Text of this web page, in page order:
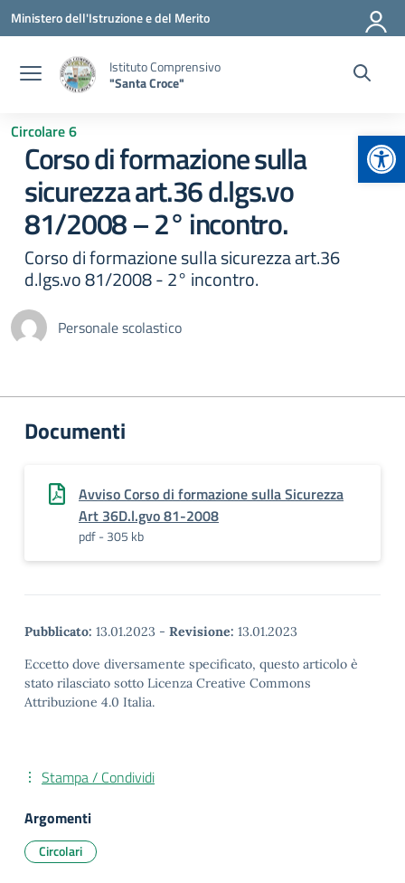
Vai ai contenuti
Vai al menu di navigazione
Vai al footer
Ministero dell'Istruzione e del Merito
Istituto Comprensivo
"Santa Croce"
Circolare 6
Corso di formazione sulla
sicurezza art.36 d.lgs.vo
81/2008 – 2° incontro.
Corso di formazione sulla sicurezza art.36
d.lgs.vo 81/2008 - 2° incontro.
Personale scolastico
Documenti
Avviso Corso di formazione sulla Sicurezza
Art 36D.l.gvo 81-2008
pdf - 305 kb
Pubblicato: 13.01.2023 - Revisione: 13.01.2023
Eccetto dove diversamente specificato, questo articolo è
stato rilasciato sotto Licenza Creative Commons
Attribuzione 4.0 Italia.
Stampa / Condividi
Argomenti
Circolari